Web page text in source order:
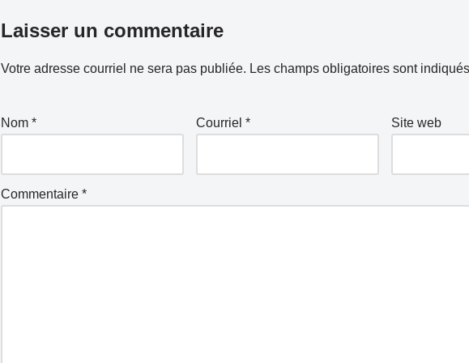
Laisser un commentaire
Votre adresse courriel ne sera pas publiée. Les champs obligatoires sont
Nom * Courriel * Site web
Commentaire *